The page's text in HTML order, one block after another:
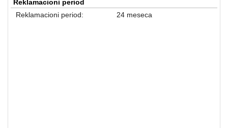
Reklamacioni period
Reklamacioni period:
24 meseca